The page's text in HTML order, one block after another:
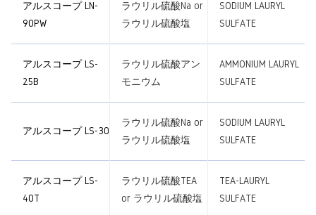
アルスコープ LN-
90PW
ラウリル硫酸Na or
ラウリル硫酸塩
SODIUM LAURYL
SULFATE
アルスコープ LS-
25B
ラウリル硫酸アン
モニウム
AMMONIUM LAURYL
SULFATE
アルスコープ LS-30
ラウリル硫酸Na or
ラウリル硫酸塩
SODIUM LAURYL
SULFATE
アルスコープ LS-
40T
ラウリル硫酸TEA
or ラウリル硫酸塩
TEA-LAURYL
SULFATE